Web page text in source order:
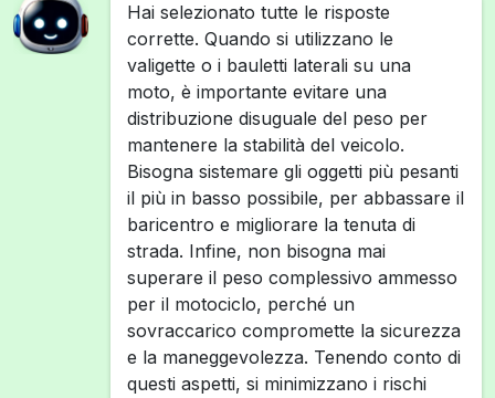
Hai selezionato tutte le risposte
corrette. Quando si utilizzano le
valigette o i bauletti laterali su una
moto, è importante evitare una
distribuzione disuguale del peso per
mantenere la stabilità del veicolo.
Bisogna sistemare gli oggetti più pesanti
il più in basso possibile, per abbassare il
baricentro e migliorare la tenuta di
strada. Infine, non bisogna mai
superare il peso complessivo ammesso
per il motociclo, perché un
sovraccarico compromette la sicurezza
e la maneggevolezza. Tenendo conto di
questi aspetti, si minimizzano i rischi